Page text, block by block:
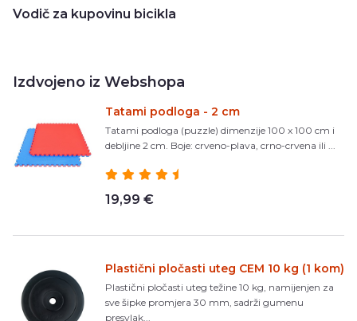
Vodič za kupovinu bicikla
Izdvojeno iz Webshopa
Tatami podloga - 2 cm
Tatami podloga (puzzle) dimenzije 100 x 100 cm i
debljine 2 cm. Boje: crveno-plava, crno-crvena ili ...
19,99 €
Plastični pločasti uteg CEM 10 kg (1 kom)
Plastični pločasti uteg težine 10 kg, namijenjen za
sve šipke promjera 30 mm, sadrži gumenu
presvlak...